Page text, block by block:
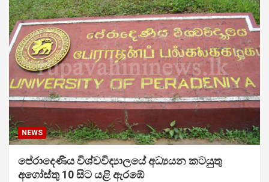
NEWS
පේරාදෙණිය විශ්වවිද්‍යාලයේ අධ්‍යයන කටයුතු
අගෝස්තු 10 සිට යළි ඇරඹේ